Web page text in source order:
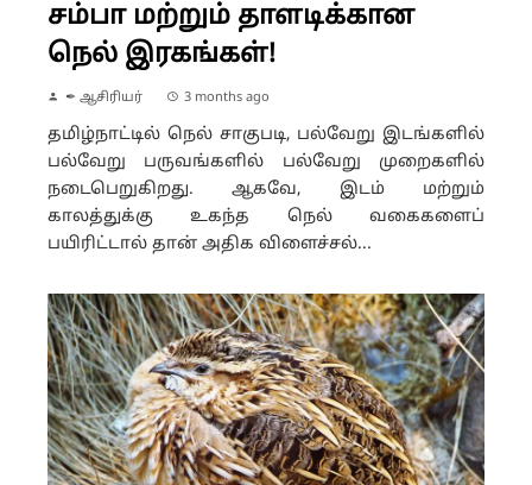
சம்பா மற்றும் தாளடிக்கான
நெல் இரகங்கள்!
✒ ஆசிரியர் 3 months ago
தமிழ்நாட்டில் நெல் சாகுபடி, பல்வேறு இடங்களில்
பல்வேறு பருவங்களில் பல்வேறு முறைகளில்
நடைபெறுகிறது. ஆகவே, இடம் மற்றும்
காலத்துக்கு உகந்த நெல் வகைகளைப்
பயிரிட்டால் தான் அதிக விளைச்சல்...